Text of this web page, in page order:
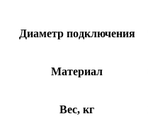
Диаметр подключения
Материал
Вес, кг